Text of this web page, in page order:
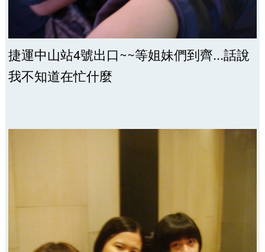
捷運中山站4號出口~~等姐妹們到齊...話說
我不知道在忙什麼